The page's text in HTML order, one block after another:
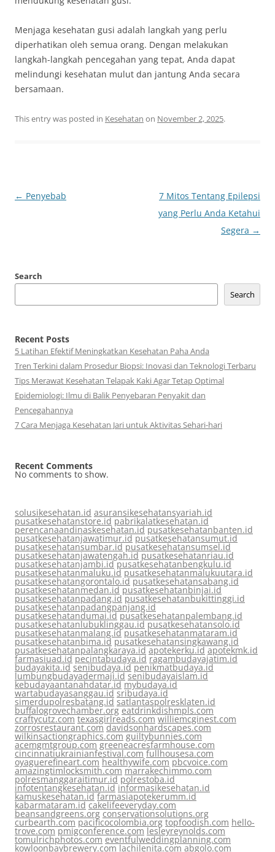
Menjaga kesehatan gusi adalah langkah yang perlu
diperhatikan oleh semua orang. Dengan melakukan
langkah-langkah pencegahan yang tepat, Anda dapat
melindungi kesehatan mulut dan jantung Anda secara
bersamaan.
This entry was posted in Kesehatan on November 2, 2025.
Post
← Penyebab
7 Mitos Tentang Epilepsi
yang Perlu Anda Ketahui
Segera →
Search
Search
Recent Posts
5 Latihan Efektif Meningkatkan Kesehatan Paha Anda
Tren Terkini dalam Prosedur Biopsi: Inovasi dan Teknologi Terbaru
Tips Merawat Kesehatan Telapak Kaki Agar Tetap Optimal
Epidemiologi: Ilmu di Balik Penyebaran Penyakit dan
Pencegahannya
7 Cara Menjaga Kesehatan Jari untuk Aktivitas Sehari-hari
Recent Comments
No comments to show.
solusikesehatan.id asuransikesehatansyariah.id
pusatkesehatanstore.id pabrikalatkesehatan.id
perencanaandinaskesehatan.id pusatkesehatanbanten.id
pusatkesehatanjawatimur.id pusatkesehatansumut.id
pusatkesehatansumbar.id pusatkesehatansumsel.id
pusatkesehatanjawatengah.id pusatkesehatanriau.id
pusatkesehatanjambi.id pusatkesehatanbengkulu.id
pusatkesehatanmaluku.id pusatkesehatanmalukuutara.id
pusatkesehatangorontalo.id pusatkesehatansabang.id
pusatkesehatanmedan.id pusatkesehatanbinjai.id
pusatkesehatanpadang.id pusatkesehatanbukittinggi.id
pusatkesehatanpadangpanjang.id
pusatkesehatandumai.id pusatkesehatanpalembang.id
pusatkesehatanlubuklinggau.id pusatkesehatansolo.id
pusatkesehatanmalang.id pusatkesehatanmataram.id
pusatkesehatanbima.id pusatkesehatansingkawang.id
pusatkesehatanpalangkaraya.id apotekerku.id apotekmk.id
farmasiuad.id pecintabudaya.id ragambudayajatim.id
budayakita.id senibudaya.id penikmatbudaya.id
lumbungbudayadermaji.id senibudayaislam.id
kebudayaantanahdatar.id mybudaya.id
wartabudayasanggau.id sribudaya.id
simerdupolresbatang.id satlantaspolresklaten.id
buffalogrovechamber.org eatdrinkdishmpls.com
craftycutz.com texasgirlreads.com williemcginest.com
zorrosrestaurant.com davidsonhardscapes.com
wilkinsactiongraphics.com guiltybunnies.com
acemgmtgroup.com greeneacresfarmhouse.com
cincinnatiukrainianfestival.com fullhousesa.com
oyaguerefineart.com healthywife.com pbcvoice.com
amazingtimlocksmith.com marrakechimmo.com
polresmanggaraitimur.id polrestoba.id
infotentangkesehatan.id informasikesehatan.id
kamuskesehatan.id farmasiapotekerumm.id
kabarmataram.id cakelifeeveryday.com
beansandgreens.org conservationsolutions.org
curbearth.com pacificocolombia.org topfoodish.com hello-
trove.com pmigconference.com lesleyreynolds.com
tomulrichphotos.com eventfulweddingplanning.com
kowloonbaybrewery.com lachilenita.com abgolo.com